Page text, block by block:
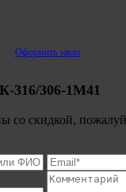
Оформить заказ
306-1М41
со скидкой,